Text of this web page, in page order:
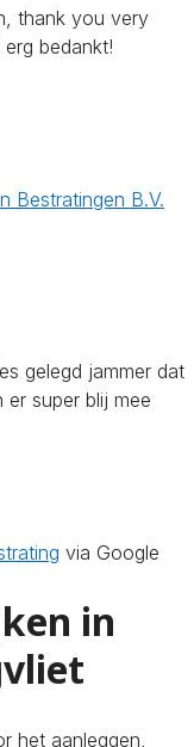
thank you very
bedankt!
Bestratingen B.V.
gelegd jammer dat
super blij mee
via Google
in
het aanleggen,